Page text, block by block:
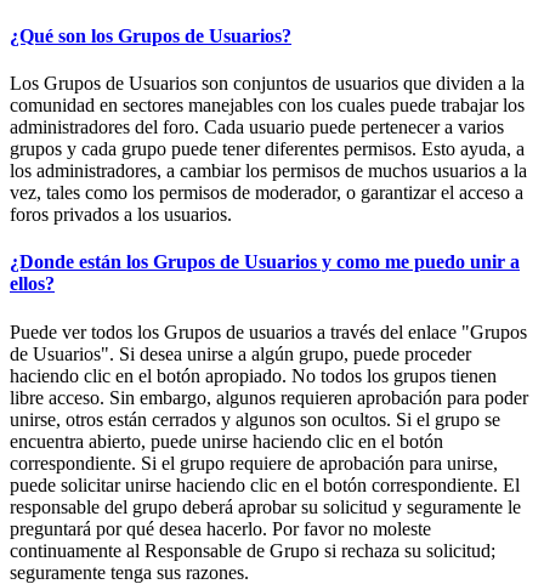
¿Qué son los Grupos de Usuarios?
Los Grupos de Usuarios son conjuntos de usuarios que dividen a la
comunidad en sectores manejables con los cuales puede trabajar los
administradores del foro. Cada usuario puede pertenecer a varios
grupos y cada grupo puede tener diferentes permisos. Esto ayuda, a
los administradores, a cambiar los permisos de muchos usuarios a la
vez, tales como los permisos de moderador, o garantizar el acceso a
foros privados a los usuarios.
¿Donde están los Grupos de Usuarios y como me puedo unir a
ellos?
Puede ver todos los Grupos de usuarios a través del enlace "Grupos
de Usuarios". Si desea unirse a algún grupo, puede proceder
haciendo clic en el botón apropiado. No todos los grupos tienen
libre acceso. Sin embargo, algunos requieren aprobación para poder
unirse, otros están cerrados y algunos son ocultos. Si el grupo se
encuentra abierto, puede unirse haciendo clic en el botón
correspondiente. Si el grupo requiere de aprobación para unirse,
puede solicitar unirse haciendo clic en el botón correspondiente. El
responsable del grupo deberá aprobar su solicitud y seguramente le
preguntará por qué desea hacerlo. Por favor no moleste
continuamente al Responsable de Grupo si rechaza su solicitud;
seguramente tenga sus razones.